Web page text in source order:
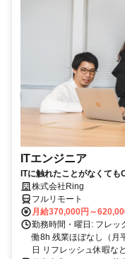
ITエンジニア
ITに触れたことがなくて
株式会社Ring
フルリモート
月給370,000円～
勤務時間・曜日: フレ
働8h 残業ほぼなし（月
日 リフレッシュ休暇な